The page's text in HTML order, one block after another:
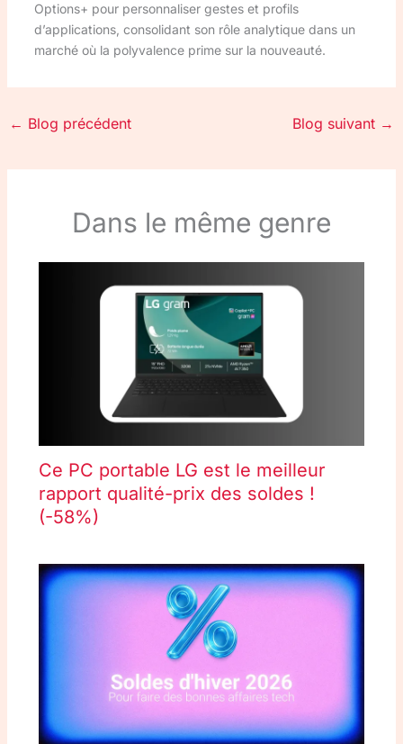
Options+ pour personnaliser gestes et profils
d’applications, consolidant son rôle analytique dans un
marché où la polyvalence prime sur la nouveauté.
← Blog précédent Blog suivant →
Dans le même genre
Ce PC portable LG est le meilleur
rapport qualité-prix des soldes !
(-58%)